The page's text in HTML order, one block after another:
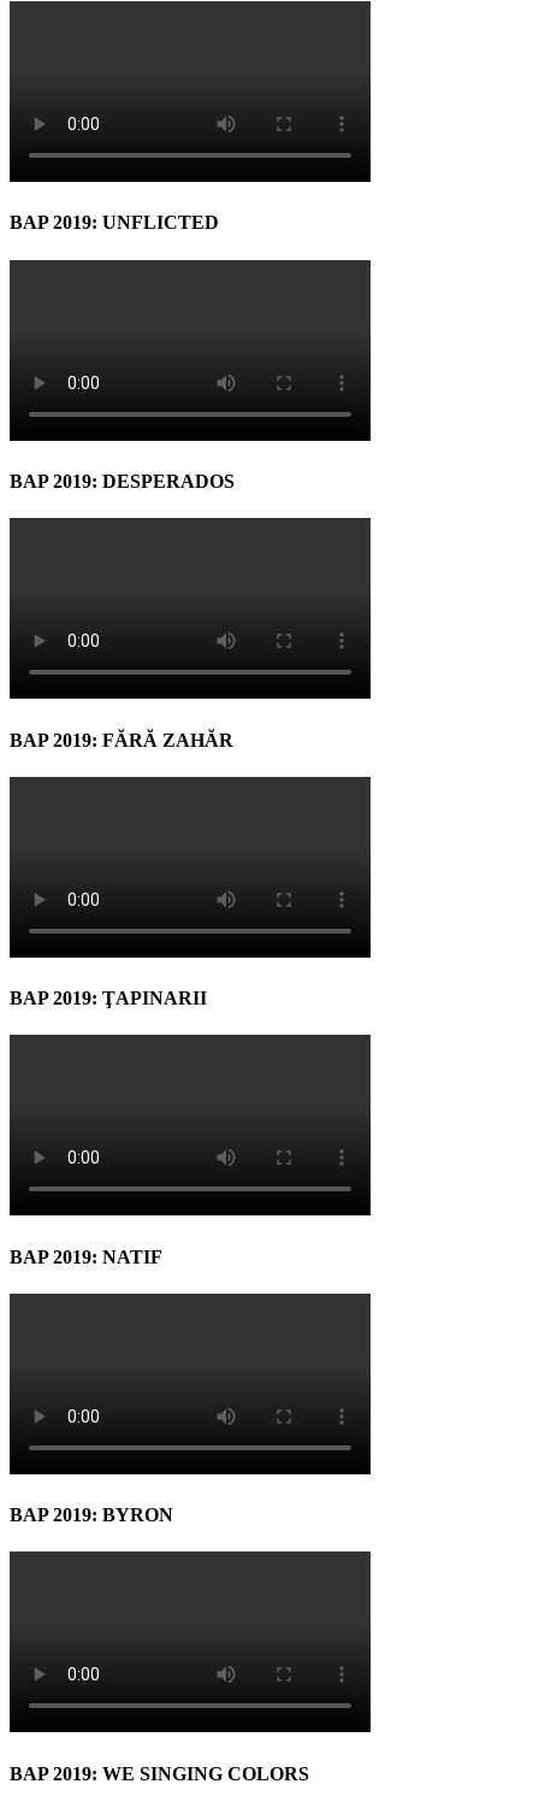
BAP 2019: UNFLICTED
BAP 2019: DESPERADOS
BAP 2019: FĂRĂ ZAHĂR
BAP 2019: ŢAPINARII
BAP 2019: NATIF
BAP 2019: BYRON
BAP 2019: WE SINGING COLORS